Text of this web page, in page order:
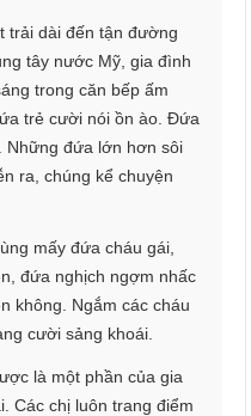
trải dài đến tận đường
tây nước Mỹ, gia đình
trong căn bếp ấm
trẻ cười nói ồn ào. Đứa
Những đứa lớn hơn sôi
ra, chúng kể chuyện
mấy đứa cháu gái,
đứa nghịch ngợm nhấc
không. Ngắm các cháu
cười sảng khoái.
là một phần của gia
Các chị luôn trang điểm